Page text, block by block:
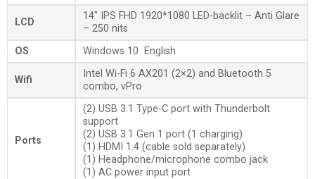
LCD
14″ IPS FHD 1920*1080 LED-backlit – Anti Glare
– 250 nits
OS
Windows 10 English
Wifi
Intel Wi-Fi 6 AX201 (2×2) and Bluetooth 5
combo, vPro
Ports
(2) USB 3.1 Type-C port with Thunderbolt
support
(2) USB 3.1 Gen 1 port (1 charging)
(1) HDMI 1.4 (cable sold separately)
(1) Headphone/microphone combo jack
(1) AC power input port